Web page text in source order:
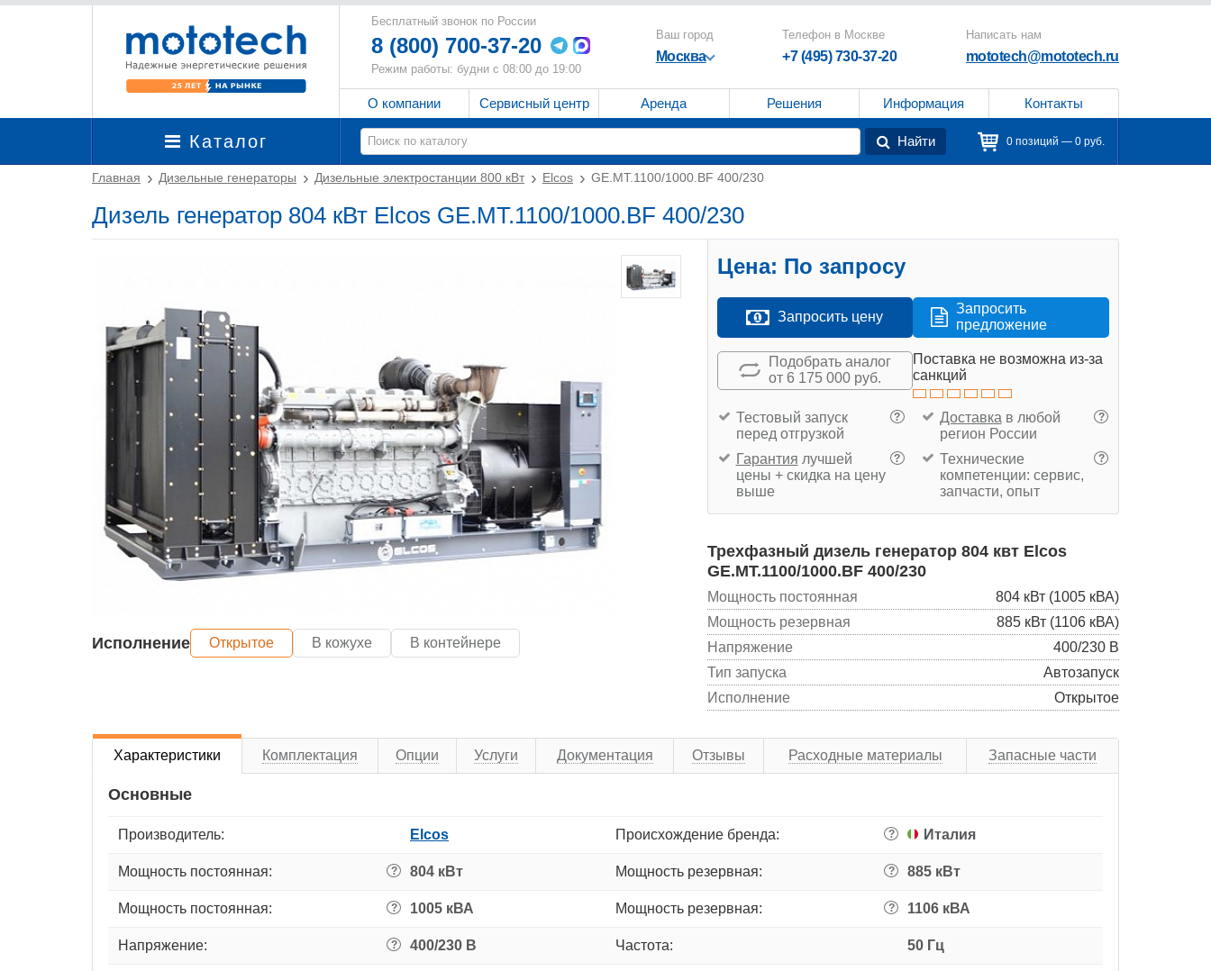
Бесплатный звонок по России
8 (800) 700-37-20
Режим работы: будни с 08:00 до 19:00
Ваш город
Москва
Телефон в Москве
+7 (495) 730-37-20
Написать нам
mototech@mototech.ru
О компании Сервисный центр Аренда Решения Информация Контакты
Каталог Найти 0 позиций — 0 руб.
Главная Дизельные генераторы Дизельные электростанции 800 кВт Elcos GE.MT.1100/1000.BF 400/230
Дизель генератор 804 кВт Elcos GE.MT.1100/1000.BF 400/230
Исполнение Открытое В кожухе В контейнере
Цена: По запросу
Запросить цену
Запросить
предложение
Подобрать аналог
от 6 175 000 руб.
Поставка не возможна из-за
санкций
?
Тестовый запуск
перед отгрузкой
?
Доставка в любой
регион России
?
Гарантия лучшей
цены + скидка на цену
выше
?
Технические
компетенции: сервис,
запчасти, опыт
Трехфазный дизель генератор 804 квт Elcos
GE.MT.1100/1000.BF 400/230
Мощность постоянная
804 кВт (1005 кВА)
Мощность резервная
885 кВт (1106 кВА)
Напряжение
400/230 В
Тип запуска
Автозапуск
Исполнение
Открытое
Характеристики Комплектация Опции Услуги Документация Отзывы Расходные материалы Запасные части
Основные
Производитель: Elcos Происхождение бренда: ? Италия
Мощность постоянная: ? 804 кВт Мощность резервная: ? 885 кВт
Мощность постоянная: ? 1005 кВА Мощность резервная: ? 1106 кВА
Напряжение: ? 400/230 В Частота: 50 Гц